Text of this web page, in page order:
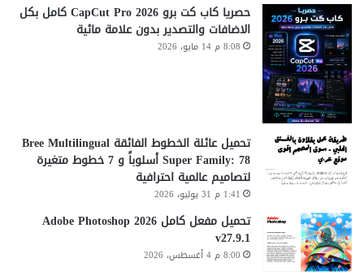
حصريا كاب كت برو CapCut Pro 2026 كامل بكل
الاضافات والتصدير بدون علامة مائية
8:08 م 14 مايو، 2026
تحميل عائلة الخطوط الفائقة Bree Multilingual
Super Family: 78 أسلوباً و 7 خطوط متغيرة
لتصاميم عالمية احترافية
1:41 م 31 يوليو، 2026
تحميل مفعل كامل Adobe Photoshop 2026
v27.9.1
8:00 م 4 أغسطس، 2026